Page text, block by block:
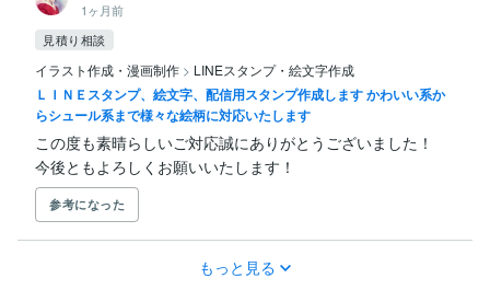
1ヶ月前
見積り相談
イラスト作成・漫画制作 > LINEスタンプ・絵文字作成
ＬＩＮＥスタンプ、絵文字、配信用スタンプ作成します かわいい系か
らシュール系まで様々な絵柄に対応いたします
この度も素晴らしいご対応誠にありがとうございました！
今後ともよろしくお願いいたします！
参考になった
もっと見る